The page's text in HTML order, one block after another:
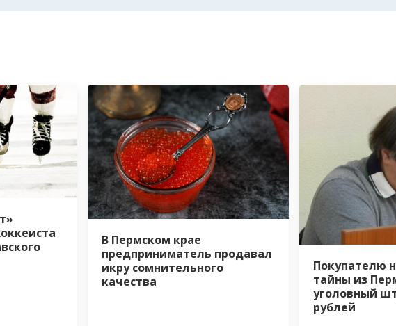
В Пермском крае
предприниматель продавал
икру сомнительного
качества
Покупателю
тайны из
уголовный
рублей